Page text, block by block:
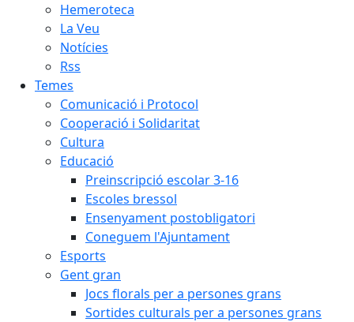
Hemeroteca
La Veu
Notícies
Rss
Temes
Comunicació i Protocol
Cooperació i Solidaritat
Cultura
Educació
Preinscripció escolar 3-16
Escoles bressol
Ensenyament postobligatori
Coneguem l'Ajuntament
Esports
Gent gran
Jocs florals per a persones grans
Sortides culturals per a persones grans